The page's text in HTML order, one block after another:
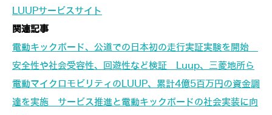
LUUPサービスサイト
関連記事
電動キックボード、公道での日本初の走行実証実験を開始
安全性や社会受容性、回遊性など検証 Luup、三菱地所ら
電動マイクロモビリティのLUUP、累計4億5百万円の資金調
達を実施 サービス推進と電動キックボードの社会実装に向